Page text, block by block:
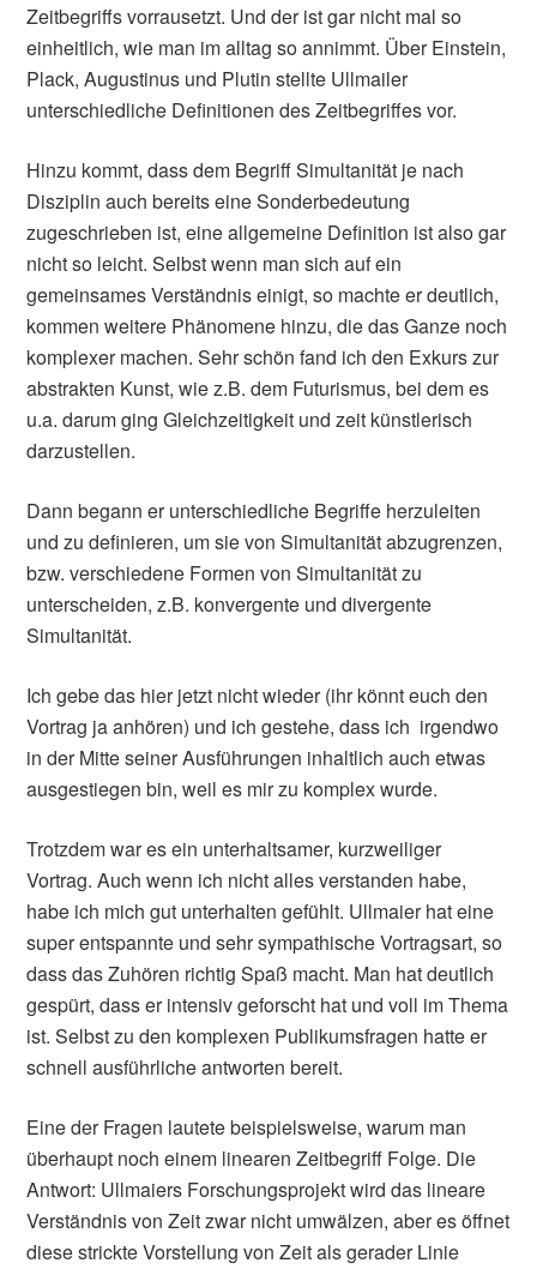
Zeitbegriffs vorrausetzt. Und der ist gar nicht mal so
einheitlich, wie man im alltag so annimmt. Über Einstein,
Plack, Augustinus und Plutin stellte Ullmailer
unterschiedliche Definitionen des Zeitbegriffes vor.
Hinzu kommt, dass dem Begriff Simultanität je nach
Disziplin auch bereits eine Sonderbedeutung
zugeschrieben ist, eine allgemeine Definition ist also gar
nicht so leicht. Selbst wenn man sich auf ein
gemeinsames Verständnis einigt, so machte er deutlich,
kommen weitere Phänomene hinzu, die das Ganze noch
komplexer machen. Sehr schön fand ich den Exkurs zur
abstrakten Kunst, wie z.B. dem Futurismus, bei dem es
u.a. darum ging Gleichzeitigkeit und zeit künstlerisch
darzustellen.
Dann begann er unterschiedliche Begriffe herzuleiten
und zu definieren, um sie von Simultanität abzugrenzen,
bzw. verschiedene Formen von Simultanität zu
unterscheiden, z.B. konvergente und divergente
Simultanität.
Ich gebe das hier jetzt nicht wieder (ihr könnt euch den
Vortrag ja anhören) und ich gestehe, dass ich irgendwo
in der Mitte seiner Ausführungen inhaltlich auch etwas
ausgestiegen bin, weil es mir zu komplex wurde.
Trotzdem war es ein unterhaltsamer, kurzweiliger
Vortrag. Auch wenn ich nicht alles verstanden habe,
habe ich mich gut unterhalten gefühlt. Ullmaier hat eine
super entspannte und sehr sympathische Vortragsart, so
dass das Zuhören richtig Spaß macht. Man hat deutlich
gespürt, dass er intensiv geforscht hat und voll im Thema
ist. Selbst zu den komplexen Publikumsfragen hatte er
schnell ausführliche antworten bereit.
Eine der Fragen lautete beispielsweise, warum man
überhaupt noch einem linearen Zeitbegriff Folge. Die
Antwort: Ullmaiers Forschungsprojekt wird das lineare
Verständnis von Zeit zwar nicht umwälzen, aber es öffnet
diese strickte Vorstellung von Zeit als gerader Linie